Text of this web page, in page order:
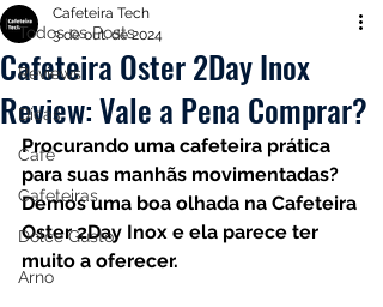
Todos os Posts
Reviews
Dicas
Café
Cafeteiras
Dolce Gusto
Arno
Cafeteira Oster 2Day Inox
Review: Vale a Pena Comprar?
Cafeteira Tech
3 de out. de 2024
Procurando uma cafeteira prática
para suas manhãs movimentadas?
Demos uma boa olhada na Cafeteira
Oster 2Day Inox e ela parece ter
muito a oferecer.